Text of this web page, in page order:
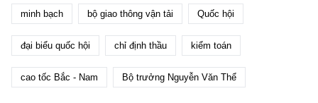
minh bạch bộ giao thông vận tải Quốc hội
đại biểu quốc hội chỉ định thầu kiểm toán
cao tốc Bắc - Nam Bộ trưởng Nguyễn Văn Thể